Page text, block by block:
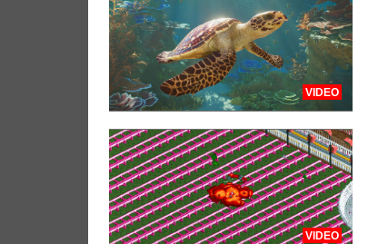
VIDEO
VIDEO